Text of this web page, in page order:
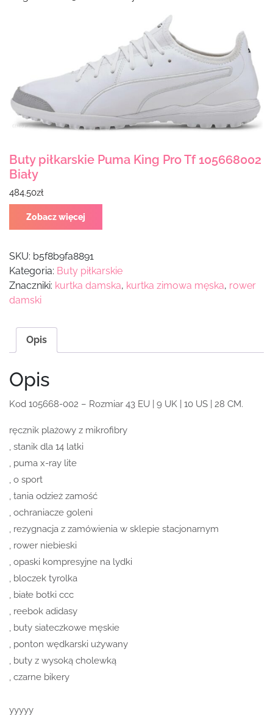
Buty piłkarskie Puma King Pro Tf 105668002
Biały
484.50zł
Zobacz więcej
SKU: b5f8b9fa8891
Kategoria: Buty piłkarskie
Znaczniki: kurtka damska, kurtka zimowa męska, rower
damski
Opis
Opis
Kod 105668-002 – Rozmiar 43 EU | 9 UK | 10 US | 28 CM.
ręcznik plażowy z mikrofibry
, stanik dla 14 latki
, puma x-ray lite
, o sport
, tania odzież zamość
, ochraniacze goleni
, rezygnacja z zamówienia w sklepie stacjonarnym
, rower niebieski
, opaski kompresyjne na lydki
, bloczek tyrolka
, białe botki ccc
, reebok adidasy
, buty siateczkowe męskie
, ponton wędkarski używany
, buty z wysoką cholewką
, czarne bikery
yyyyy